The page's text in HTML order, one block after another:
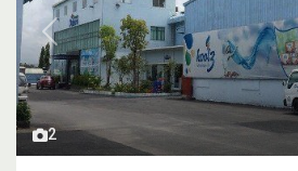
2
Previous